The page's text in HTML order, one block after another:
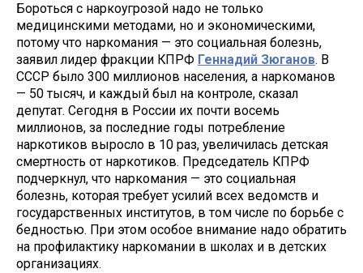
Бороться с наркоугрозой надо не только
медицинскими методами, но и экономическими,
потому что наркомания — это социальная болезнь,
заявил лидер фракции КПРФ Геннадий Зюганов. В
СССР было 300 миллионов населения, а наркоманов
— 50 тысяч, и каждый был на контроле, сказал
депутат. Сегодня в России их почти восемь
миллионов, за последние годы потребление
наркотиков выросло в 10 раз, увеличилась детская
смертность от наркотиков. Председатель КПРФ
подчеркнул, что наркомания — это социальная
болезнь, которая требует усилий всех ведомств и
государственных институтов, в том числе по борьбе с
бедностью. При этом особое внимание надо обратить
на профилактику наркомании в школах и в детских
организациях.